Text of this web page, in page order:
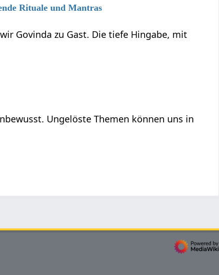
Rituale und Mantras
Govinda zu Gast. Die tiefe Hingabe, mit
Ungelöste Themen können uns in